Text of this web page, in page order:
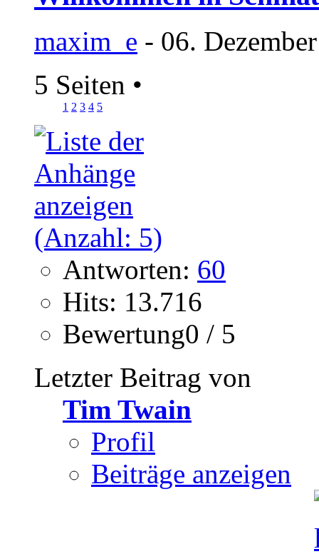
maxim_e - 06.
5 Seiten •
1 2 3 4 5
Antworten: 60
Hits: 13.716
Bewertung0 / 5
Letzter Beitrag von
Tim Twain
Profil
Beiträge anzeigen